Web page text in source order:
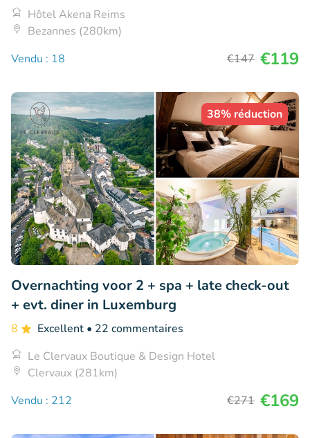
Hôtel Akena Reims
Bezannes (280km)
Vendu : 18
€147 €119
38% réduction
Overnachting voor 2 + spa + late check-out
+ evt. diner in Luxemburg
8 Excellent • 22 commentaires
Le Clervaux Boutique & Design Hotel
Clervaux (281km)
Vendu : 212
€271 €169